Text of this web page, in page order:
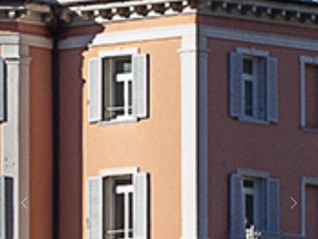
Previous Next